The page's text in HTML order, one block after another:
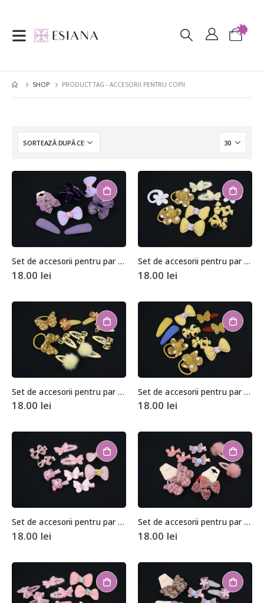
SHOP PRODUCT TAG - ACCESORII PENTRU COPII
Set de accesorii pentru par (10 bucati)
18.00 lei
Set de accesorii pentru par (10 bucati)
18.00 lei
Set de accesorii pentru par (10 bucati)
18.00 lei
Set de accesorii pentru par (10 bucati)
18.00 lei
Set de accesorii pentru par (10 bucati)
18.00 lei
Set de accesorii pentru par (10 bucati)
18.00 lei